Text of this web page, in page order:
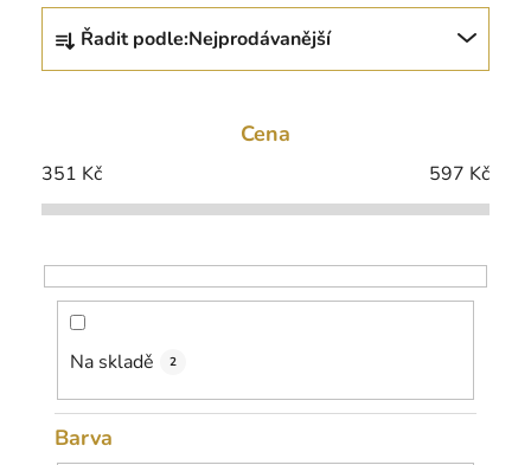
Ř
z
í
p
o
d
ů
Řadit podle:Nejprodávanější
Cena
351 Kč 597 Kč
Na skladě 2
Barva